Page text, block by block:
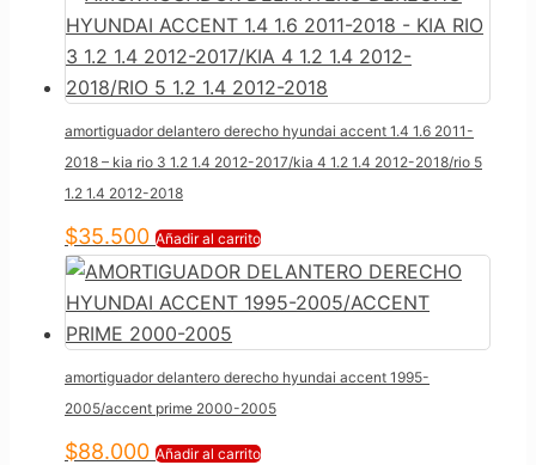
amortiguador delantero derecho hyundai accent 1.4 1.6 2011-
2018 – kia rio 3 1.2 1.4 2012-2017/kia 4 1.2 1.4 2012-2018/rio 5
1.2 1.4 2012-2018
$35.500 Añadir al carrito
amortiguador delantero derecho hyundai accent 1995-
2005/accent prime 2000-2005
$88.000 Añadir al carrito